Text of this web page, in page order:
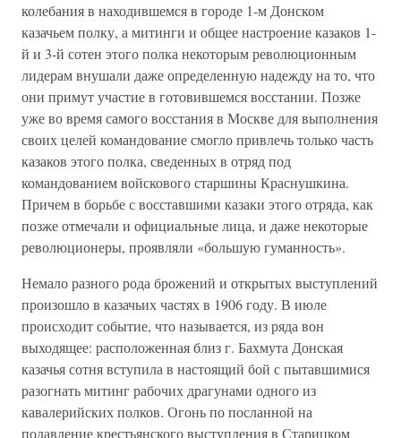
колебания в находившемся в городе 1-м Донском
казачьем полку, а митинги и общее настроение казаков 1-
й и 3-й сотен этого полка некоторым революционным
лидерам внушали даже определенную надежду на то, что
они примут участие в готовившемся восстании. Позже
уже во время самого восстания в Москве для выполнения
своих целей командование смогло привлечь только часть
казаков этого полка, сведенных в отряд под
командованием войскового старшины Краснушкина.
Причем в борьбе с восставшими казаки этого отряда, как
позже отмечали и официальные лица, и даже некоторые
революционеры, проявляли «большую гуманность».
Немало разного рода брожений и открытых выступлений
произошло в казачьих частях в 1906 году. В июле
происходит событие, что называется, из ряда вон
выходящее: расположенная близ г. Бахмута Донская
казачья сотня вступила в настоящий бой с пытавшимися
разогнать митинг рабочих драгунами одного из
кавалерийских полков. Огонь по посланной на
подавление крестьянского выступления в Старицком